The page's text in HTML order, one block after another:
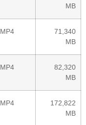
MB
MP4
71,340
MB
MP4
82,320
MB
MP4
172,822
MB